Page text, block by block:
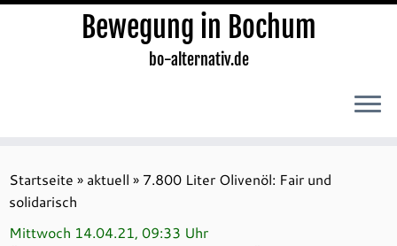
Inhalt
springen
Bewegung in Bochum
bo-alternativ.de
Startseite » aktuell » 7.800 Liter Olivenöl: Fair und
solidarisch
Mittwoch 14.04.21, 09:33 Uhr